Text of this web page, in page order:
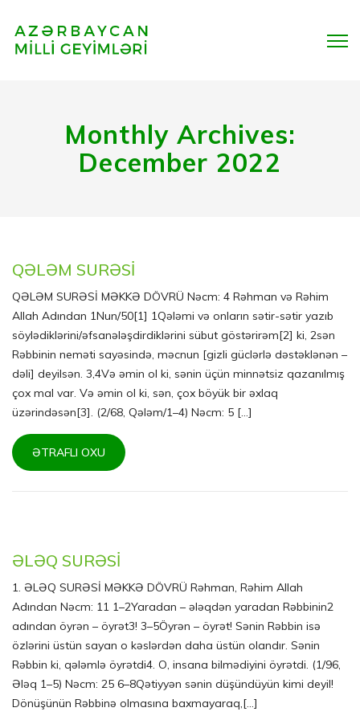
Monthly Archives:
December 2022
QƏLƏM SURƏSİ
QƏLƏM SURƏSİ MƏKKƏ DÖVRÜ Nəcm: 4 Rəhman və Rəhim
Allah Adından 1Nun/50[1] 1Qələmi və onların sətir-sətir yazıb
söylədiklərini/əfsanələşdirdiklərini sübut göstərirəm[2] ki, 2sən
Rəbbinin neməti sayəsində, məcnun [gizli güclərlə dəstəklənən –
dəli] deyilsən. 3,4Və əmin ol ki, sənin üçün minnətsiz qazanılmış
çox mal var. Və əmin ol ki, sən, çox böyük bir əxlaq
üzərindəsən[3]. (2/68, Qələm/1–4) Nəcm: 5 [...]
ƏTRAFLI OXU
ƏLƏQ SURƏSİ
1. ƏLƏQ SURƏSİ MƏKKƏ DÖVRÜ Rəhman, Rəhim Allah
Adından Nəcm: 11 1–2Yaradan – ələqdən yaradan Rəbbinin2
adından öyrən – öyrət3! 3–5Öyrən – öyrət! Sənin Rəbbin isə
özlərini üstün sayan o kəslərdən daha üstün olandır. Sənin
Rəbbin ki, qələmlə öyrətdi4. O, insana bilmədiyini öyrətdi. (1/96,
Ələq 1–5) Nəcm: 25 6–8Qətiyyən sənin düşündüyün kimi deyil!
Dönüşünün Rəbbinə olmasına baxmayaraq,[...]